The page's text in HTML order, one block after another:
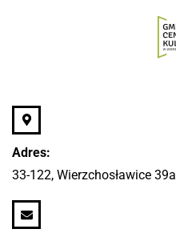
Adres:
33-122, Wierzchosławice 39a